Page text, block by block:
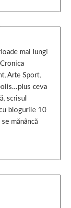
mai lungi
Arte Sport,
ceva
scrisul
blogurile 10
mănâncă